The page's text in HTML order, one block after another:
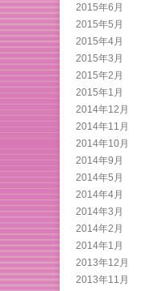
2015年6月
2015年5月
2015年4月
2015年3月
2015年2月
2015年1月
2014年12月
2014年11月
2014年10月
2014年9月
2014年5月
2014年4月
2014年3月
2014年2月
2014年1月
2013年12月
2013年11月